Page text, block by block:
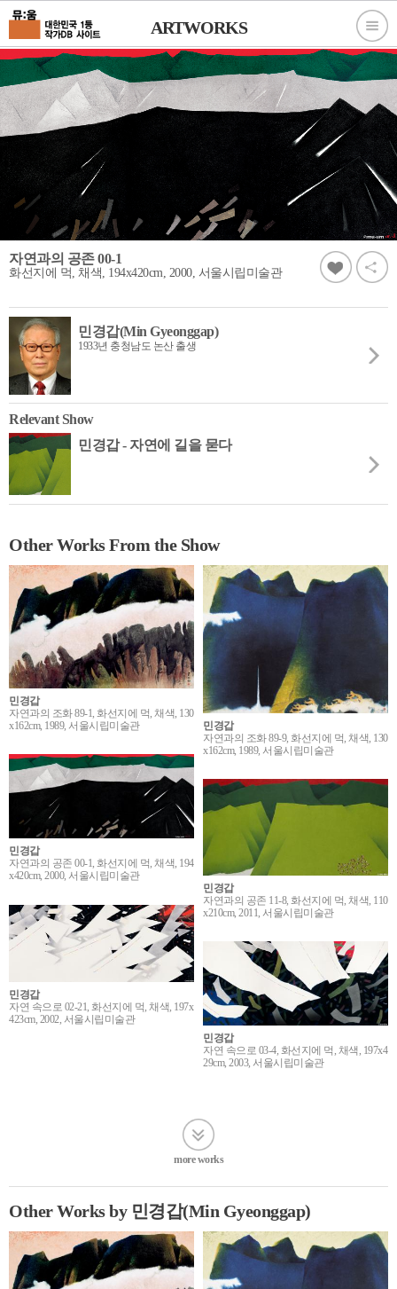
ARTWORKS
자연과의 공존 00-1
화선지에 먹, 채색, 194x420cm, 2000, 서울시립미술관
민경갑(Min Gyeonggap)
1933년 충청남도 논산 출생
Relevant Show
민경갑 - 자연에 길을 묻다
Other Works From the Show
민경갑
자연과의 조화 89-1, 화선지에 먹, 채색, 130
x162cm, 1989, 서울시립미술관
민경갑
자연과의 조화 89-9, 화선지에 먹, 채색, 130
x162cm, 1989, 서울시립미술관
민경갑
자연과의 공존 00-1, 화선지에 먹, 채색, 194
x420cm, 2000, 서울시립미술관
민경갑
자연과의 공존 11-8, 화선지에 먹, 채색, 110
x210cm, 2011, 서울시립미술관
민경갑
자연 속으로 02-21, 화선지에 먹, 채색, 197x
423cm, 2002, 서울시립미술관
민경갑
자연 속으로 03-4, 화선지에 먹, 채색, 197x4
29cm, 2003, 서울시립미술관
more works
Other Works by 민경갑(Min Gyeonggap)